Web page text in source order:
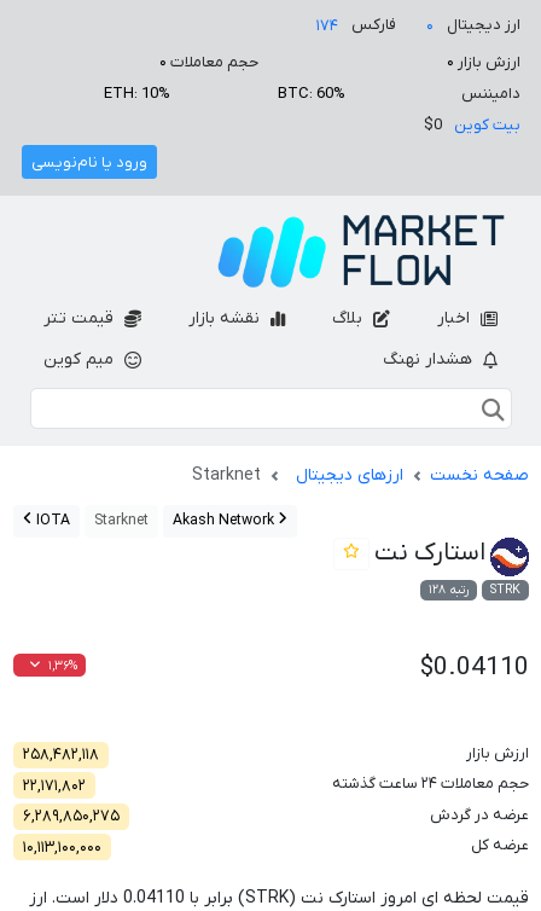
ارز دیجیتال ۰ فارکس
۱۷۴
ارزش بازار ۰ حجم معاملات ۰
دامیننس
BTC: 60%
ETH: 10%
بیت کوین
$0
ورود یا نام‌نویسی
اخبار بلاگ نقشه بازار
قیمت تتر
هشدار نهنگ
میم کوین
صفحه نخست ارزهای دیجیتال Starknet
Akash Network
Starknet
IOTA
استارک نت
STRK رتبه ۱۲۸
$0.04110 ۱,۳۶%
ارزش بازار
۲۵۸,۴۸۲,۱۱۸
حجم معاملات ۲۴ ساعت گذشته
۲۲,۱۷۱,۸۰۲
عرضه در گردش
۶,۲۸۹,۸۵۰,۲۷۵
عرضه کل
۱۰,۱۱۳,۱۰۰,۰۰۰
قیمت لحظه ای امروز استارک نت (STRK) برابر با 0.04110 دلار است. ارز